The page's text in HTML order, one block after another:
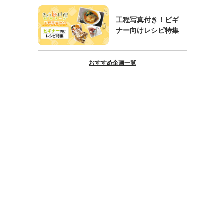
工程写真付き！ビギ
ナー向けレシピ特集
おすすめ企画一覧